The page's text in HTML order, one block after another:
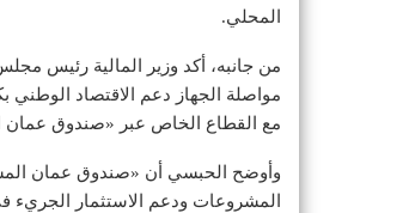
المحلي.
من جانبه، أكد وزير المالية رئيس
مواصلة الجهاز دعم الاقتصاد الوطني
مع القطاع الخاص عبر «صندوق عمان
وأوضح الحبسي أن «صندوق عمان